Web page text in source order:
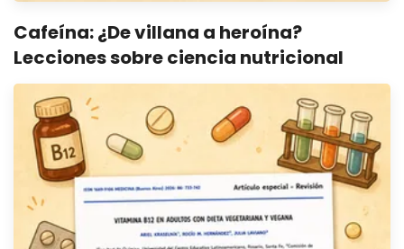
Cafeína: ¿De villana a heroína?
Lecciones sobre ciencia nutricional